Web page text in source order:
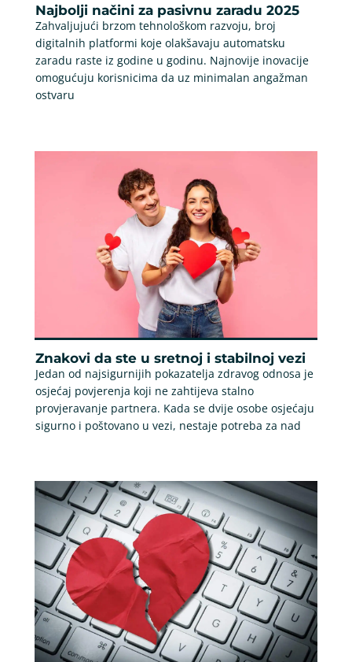
Najbolji načini za pasivnu zaradu 2025
Zahvaljujući brzom tehnološkom razvoju, broj
digitalnih platformi koje olakšavaju automatsku
zaradu raste iz godine u godinu. Najnovije inovacije
omogućuju korisnicima da uz minimalan angažman
ostvaru
Znakovi da ste u sretnoj i stabilnoj vezi
Jedan od najsigurnijih pokazatelja zdravog odnosa je
osjećaj povjerenja koji ne zahtijeva stalno
provjeravanje partnera. Kada se dvije osobe osjećaju
sigurno i poštovano u vezi, nestaje potreba za nad